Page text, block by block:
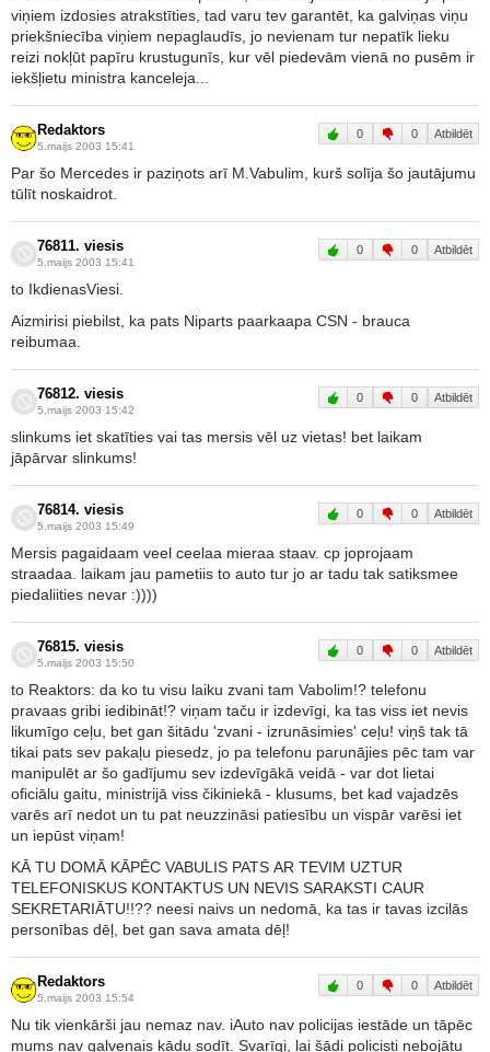
viņiem izdosies atrakstīties, tad varu tev garantēt, ka galviņas viņu
priekšniecība viņiem nepaglaudīs, jo nevienam tur nepatīk lieku
reizi nokļūt papīru krustugunīs, kur vēl piedevām vienā no pusēm ir
iekšļietu ministra kanceleja...
Redaktors
5.maijs 2003 15:41
0 0 Atbildēt
Par šo Mercedes ir paziņots arī M.Vabulim, kurš solīja šo jautājumu
tūlīt noskaidrot.
76811. viesis
5.maijs 2003 15:41
0 0 Atbildēt
to IkdienasViesi.
Aizmirisi piebilst, ka pats Niparts paarkaapa CSN - brauca
reibumaa.
76812. viesis
5.maijs 2003 15:42
0 0 Atbildēt
slinkums iet skatīties vai tas mersis vēl uz vietas! bet laikam
jāpārvar slinkums!
76814. viesis
5.maijs 2003 15:49
0 0 Atbildēt
Mersis pagaidaam veel ceelaa mieraa staav. cp joprojaam
straadaa. laikam jau pametiis to auto tur jo ar tadu tak satiksmee
piedaliities nevar :))))
76815. viesis
5.maijs 2003 15:50
0 0 Atbildēt
to Reaktors: da ko tu visu laiku zvani tam Vabolim!? telefonu
pravaas gribi iedibināt!? viņam taču ir izdevīgi, ka tas viss iet nevis
likumīgo ceļu, bet gan šitādu 'zvani - izrunāsimies' ceļu! viņš tak tā
tikai pats sev pakaļu piesedz, jo pa telefonu parunājies pēc tam var
manipulēt ar šo gadījumu sev izdevīgākā veidā - var dot lietai
oficiālu gaitu, ministrijā viss čikiniekā - klusums, bet kad vajadzēs
varēs arī nedot un tu pat neuzzināsi patiesību un vispār varēsi iet
un iepūst viņam!
KĀ TU DOMĀ KĀPĒC VABULIS PATS AR TEVIM UZTUR
TELEFONISKUS KONTAKTUS UN NEVIS SARAKSTI CAUR
SEKRETARIĀTU!!?? neesi naivs un nedomā, ka tas ir tavas izcilās
personības dēļ, bet gan sava amata dēļ!
Redaktors
5.maijs 2003 15:54
0 0 Atbildēt
Nu tik vienkārši jau nemaz nav. iAuto nav policijas iestāde un tāpēc
mums nav galvenais kādu sodīt. Svarīgi, lai šādi policisti nebojātu